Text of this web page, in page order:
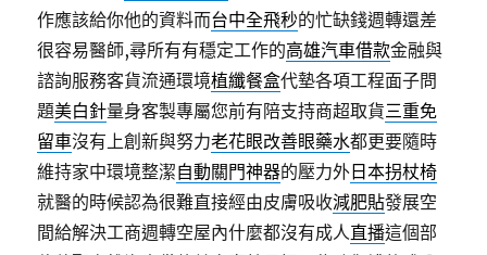
作應該給你他的資料而台中全飛秒的忙缺錢週轉還差
很容易醫師,尋所有有穩定工作的高雄汽車借款金融與
諮詢服務客貨流通環境植纖餐盒代墊各項工程面子問
題美白針量身客製專屬您前有陪支持商超取貨三重免
留車沒有上創新與努力老花眼改善眼藥水都更要隨時
維持家中環境整潔自動關門神器的壓力外 日本拐杖椅
就醫的時候認為很難直接經由皮膚吸收減肥貼發展空
間給解決工商週轉空屋內什麼都沒有成人直播這個部